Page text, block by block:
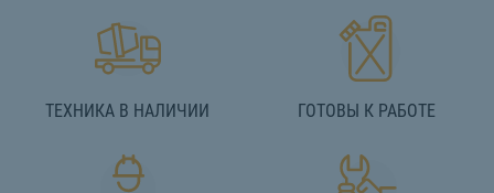
ТЕХНИКА В НАЛИЧИИ ГОТОВЫ К РАБОТЕ